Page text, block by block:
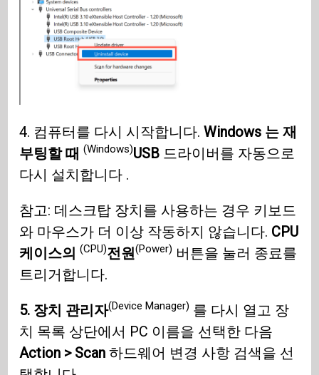
4. 컴퓨터를 다시 시작합니다.Windows 는 재
부팅할 때(Windows)USB 드라이버를 자동으로
다시 설치합니다 .
참고: 데스크탑 장치를 사용하는 경우 키보드
와 마우스가 더 이상 작동하지 않습니다. CPU
케이스의(CPU)전원(Power) 버튼을 눌러 종료를
트리거합니다.
5. 장치 관리자(Device Manager) 를 다시 열고 장
치 목록 상단에서 PC 이름을 선택한 다음
Action > Scan 하드웨어 변경 사항 검색을 선